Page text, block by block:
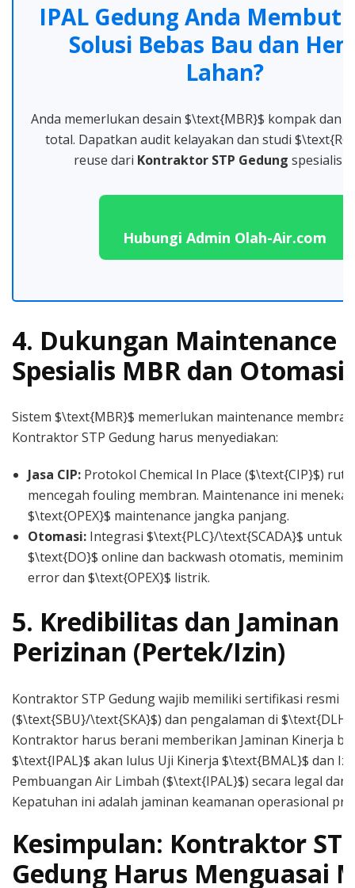
IPAL Gedung Anda
Solusi Bebas Bau dan
Lahan?
Anda memerlukan desain $\text{MBR}$ kompak dan
total. Dapatkan audit kelayakan dan studi
reuse dari Kontraktor STP Gedung spesialis
Hubungi Admin Olah-Air.com
4. Dukungan Maintenance
Spesialis MBR dan Otomasi
Sistem $\text{MBR}$ memerlukan maintenance
Kontraktor STP Gedung harus menyediakan:
Jasa CIP: Protokol Chemical In Place ($\text{CIP}$)
mencegah fouling membran. Maintenance ini menekan
$\text{OPEX}$ maintenance jangka panjang.
Otomasi: Integrasi $\text{PLC}/\text{SCADA}$ untuk
$\text{DO}$ online dan backwash otomatis,
error dan $\text{OPEX}$ listrik.
5. Kredibilitas dan Jaminan
Perizinan (Pertek/Izin)
Kontraktor STP Gedung wajib memiliki sertifikasi resmi
($\text{SBU}/\text{SKA}$) dan pengalaman di
Kontraktor harus berani memberikan Jaminan Kinerja
$\text{IPAL}$ akan lulus Uji Kinerja $\text{BMAL}$ dan
Pembuangan Air Limbah ($\text{IPAL}$) secara legal dan
Kepatuhan ini adalah jaminan keamanan operasional
Kesimpulan: Kontraktor
Gedung Harus Menguasai